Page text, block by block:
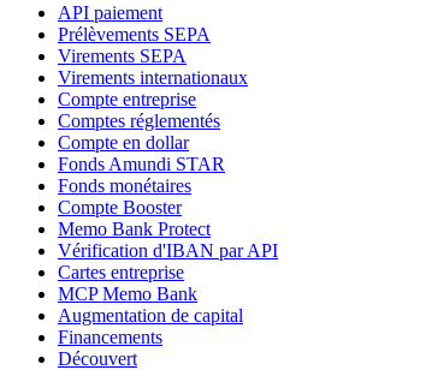
API paiement
Prélèvements SEPA
Virements SEPA
Virements internationaux
Compte entreprise
Comptes réglementés
Compte en dollar
Fonds Amundi STAR
Fonds monétaires
Compte Booster
Memo Bank Protect
Vérification d'IBAN par API
Cartes entreprise
MCP Memo Bank
Augmentation de capital
Financements
Découvert